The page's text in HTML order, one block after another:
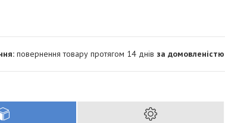
повернення товару протягом 14 днів за домовленістю